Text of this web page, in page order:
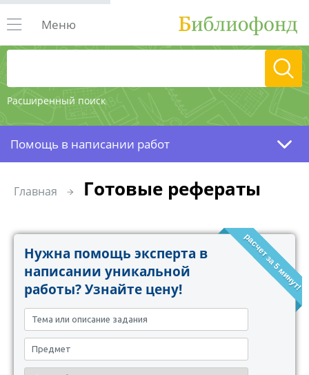
Расширенный поиск
Меню
Помощь в написании работ
Главная Готовые рефераты
расчет за 5 минут!
Нужна помощь эксперта в
написании уникальной
работы? Узнайте цену!